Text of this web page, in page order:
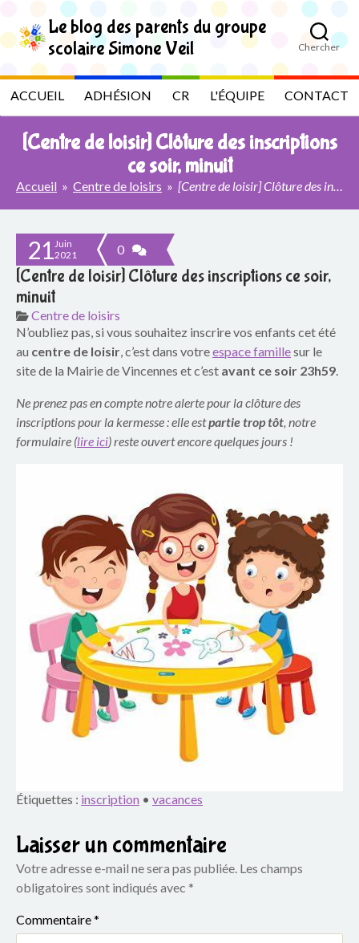
i
p
o
h
L
e
b
o
g
d
e
s
p
a
r
p
s
c
o
Le blog des parents du groupe
scolaire Simone Veil
Chercher
ACCUEIL ADHÉSION CR L'ÉQUIPE CONTACT
[Centre de loisir] Clôture des inscriptions
ce soir, minuit
Accueil » Centre de loisirs » [Centre de loisir] Clôture des inscriptions ce soir, minuit
21 Juin
2021
0
[Centre de loisir] Clôture des inscriptions ce soir,
minuit
Centre de loisirs
N’oubliez pas, si vous souhaitez inscrire vos enfants cet été
au centre de loisir, c’est dans votreespace famillesur le
site de la Mairie de Vincennes et c’est avant ce soir 23h59.
Ne prenez pas en compte notre alerte pour la clôture des
inscriptions pour la kermesse : elle estpartie trop tôt, notre
formulaire (lire ici) reste ouvert encore quelques jours !
Étiquettes : inscription • vacances
Laisser un commentaire
Votre adresse e-mail ne sera pas publiée. Les champs
obligatoires sont indiqués avec *
Commentaire*